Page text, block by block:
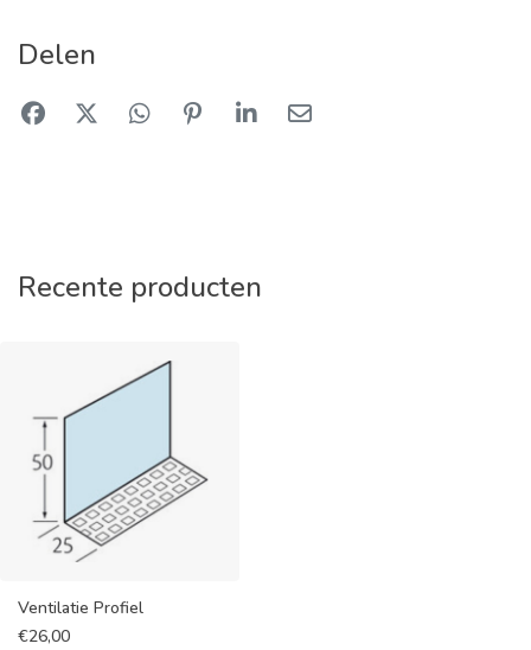
Delen
Recente producten
Ventilatie Profiel
€26,00